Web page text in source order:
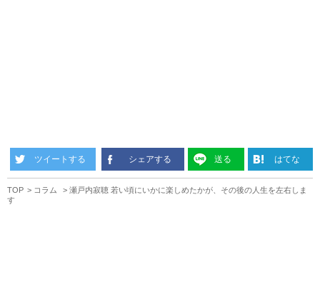
ツイートする シェアする 送る はてな
TOP コラム
瀬戸内寂聴 若い頃にいかに楽しめたかが、その後の人生を左右しま
す